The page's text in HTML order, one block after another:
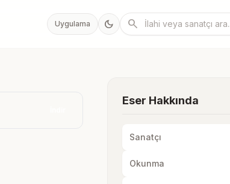
Uygulama dark_mode search
Eser Hakkında
Sanatçı
Okunma